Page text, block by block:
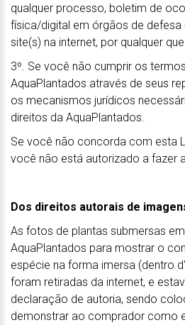
qualquer processo, boletim de
física/digital em órgãos de
site(s) na internet, por qualquer
3º. Se você não cumprir os
AquaPlantados através de seus
os mecanismos jurídicos
direitos da AquaPlantados.
Se você não concorda com esta
você não está autorizado a fazer
Dos direitos autorais de
As fotos de plantas submersas
AquaPlantados para mostrar o
espécie na forma imersa (dentro
foram retiradas da internet, e
declaração de autoria, sendo
demonstrar ao comprador como